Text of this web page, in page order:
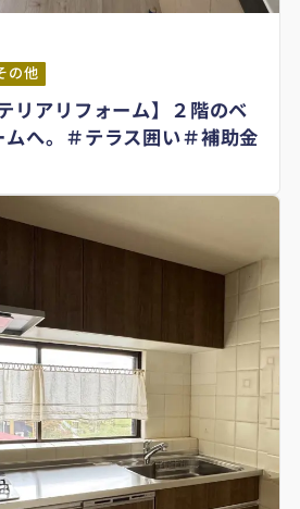
の他
リアリフォーム】２階のベ
へ。＃テラス囲い＃補助金